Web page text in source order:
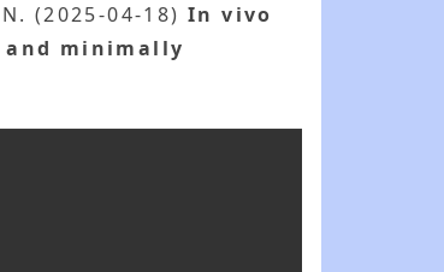
(2025-04-18)In vivo
and minimally